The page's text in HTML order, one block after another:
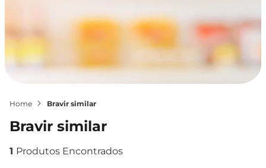
bravir similar
bravir similar
1